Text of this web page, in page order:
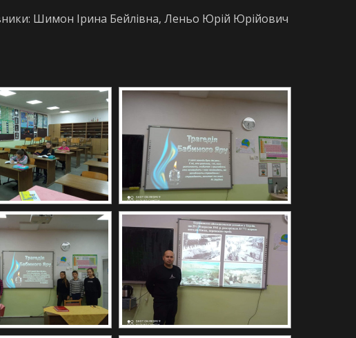
Шимон Ірина Бейлівна, Леньо Юрій Юрійович